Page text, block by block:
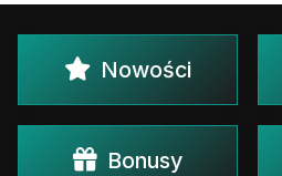
Nowości
Bonusy